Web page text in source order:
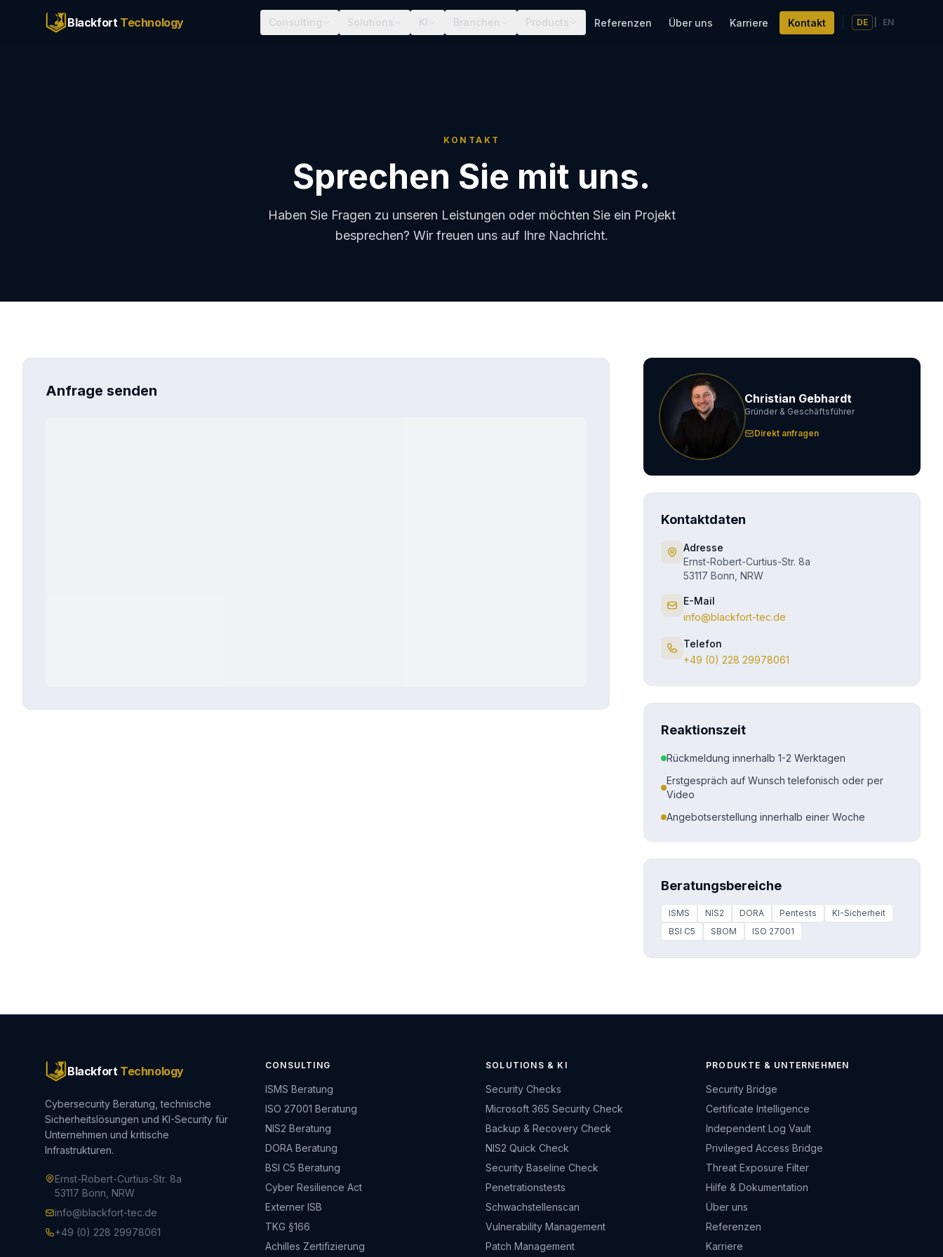
Blackfort Technology Consulting Solutions KI Branchen Products Referenzen Über uns Karriere Kontakt DE EN
KONTAKT
Sprechen Sie mit uns.
Haben Sie Fragen zu unseren Leistungen oder möchten Sie ein Projekt
besprechen? Wir freuen uns auf Ihre Nachricht.
Anfrage senden Christian Gebhardt
Gründer & Geschäftsführer
Direkt anfragen
Kontaktdaten
Adresse
Ernst-Robert-Curtius-Str. 8a
53117 Bonn, NRW
E-Mail
info@blackfort-tec.de
Telefon
+49 (0) 228 29978061
Reaktionszeit
Rückmeldung innerhalb 1-2 Werktagen
Erstgespräch auf Wunsch telefonisch oder per
Video
Angebotserstellung innerhalb einer Woche
Beratungsbereiche
ISMS NIS2 DORA Pentests
KI-Sicherheit
BSI C5
SBOM ISO 27001
Blackfort Technology
Cybersecurity Beratung, technische
Sicherheitslösungen und KI-Security für
Unternehmen und kritische
Infrastrukturen.
Ernst-Robert-Curtius-Str. 8a
53117 Bonn, NRW
info@blackfort-tec.de
+49 (0) 228 29978061
CONSULTING
ISMS Beratung
ISO 27001 Beratung
NIS2 Beratung
DORA Beratung
BSI C5 Beratung
Cyber Resilience Act
Externer ISB
TKG §166
Achilles Zertifizierung
SOLUTIONS & KI
Security Checks
Microsoft 365 Security Check
Backup & Recovery Check
NIS2 Quick Check
Security Baseline Check
Penetrationstests
Schwachstellenscan
Vulnerability Management
Patch Management
PRODUKTE & UNTERNEHMEN
Security Bridge
Certificate Intelligence
Independent Log Vault
Privileged Access Bridge
Threat Exposure Filter
Hilfe & Dokumentation
Über uns
Referenzen
Karriere